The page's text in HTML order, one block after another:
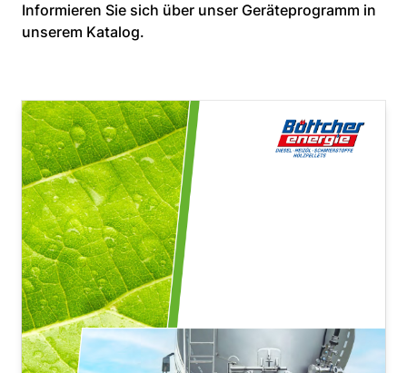
Informieren Sie sich über unser Geräteprogramm in
unserem Katalog.